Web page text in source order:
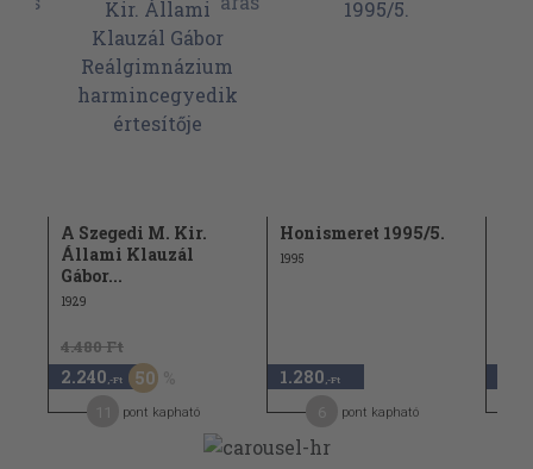
A Szegedi M. Kir.
Állami Klauzál
Gábor...
1929
4.480 Ft
2.240 ,-Ft 50
pont kapható
Honismeret 1995/5.
1995
1.280 ,-Ft
pont kapható